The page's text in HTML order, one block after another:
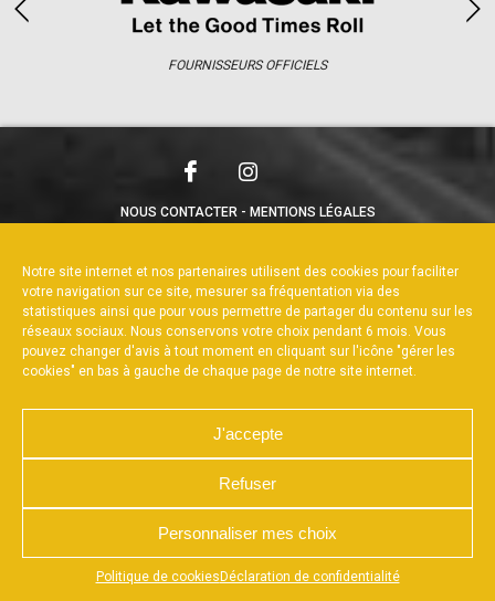
Notre site internet et nos partenaires utilisent des cookies pour faciliter
votre navigation sur ce site, mesurer sa fréquentation via des
statistiques ainsi que pour vous permettre de partager du contenu sur les
réseaux sociaux. Nous conservons votre choix pendant 6 mois. Vous
pouvez changer d'avis à tout moment en cliquant sur l'icône "gérer les
cookies" en bas à gauche de chaque page de notre site internet.
J'accepte
Refuser
Personnaliser mes choix
Politique de cookies Déclaration de confidentialité
Appuyez sur le bouton partager en bas de votre
accéder à la billetterie
FOURNISSEURS OFFICIELS
NOUS CONTACTER
MENTIONS LÉGALES
RÉALISÉ PAR L’AGENCE WEB A3WEB